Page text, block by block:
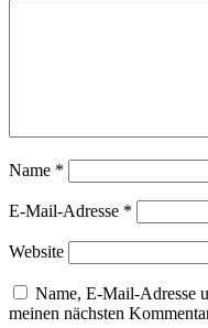
Name *
E-Mail-Adresse *
Website
Name, E-Mail-Adresse
meinen nächsten